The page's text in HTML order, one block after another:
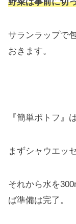
野菜は事前に切
サランラップで
おきます。
『簡単ポトフ』
まずシャウエッ
それから水を
ば準備は完了。